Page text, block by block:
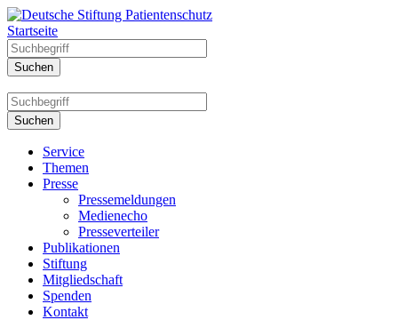
Startseite
Service
Themen
Presse
Pressemeldungen
Medienecho
Presseverteiler
Publikationen
Stiftung
Mitgliedschaft
Spenden
Kontakt